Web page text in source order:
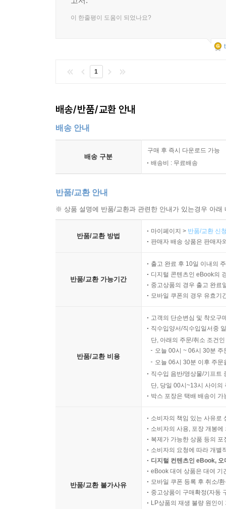
이 한줄평이 도움이 되었나요?
1
배송/반품/교환 안내
배송 안내
배송 구분
구매 후 즉시 다운로드 가능
배송비 : 무료배송
반품/교환 안내
※ 상품 설명에 반품/교환과 관련한 안내가 있는경우 아
반품/교환 방법
마이페이지 > 반품/교환 신
판매자 배송 상품은 판매자
반품/교환 가능기간
출고 완료 후 10일 이내의
디지털 콘텐츠인 eBook의
중고상품의 경우 출고 완료
모바일 쿠폰의 경우 유효기
반품/교환 비용
고객의 단순변심 및 착오구
직수입양서/직수입일서중
단, 아래의 주문/취소 조건
오늘 00시 ~ 06시 30분
오늘 06시 30분 이후 주
직수입 음반/영상물/기프트
단, 당일 00시~13시 사이의
박스 포장은 택배 배송이
반품/교환 불가사유
소비자의 책임 있는 사유로
소비자의 사용, 포장 개봉
복제가 가능한 상품 등의
소비자의 요청에 따라 개별
디지털 컨텐츠인 eBook,
eBook 대여 상품은 대여 기
모바일 쿠폰 등록 후 취소/
중고상품이 구매확정(자동
LP상품의 재생 불량 원인